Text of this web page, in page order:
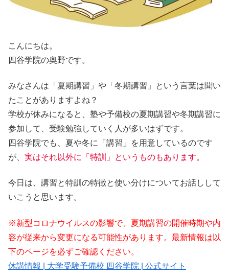
こんにちは。
四谷学院の奥野です。
みなさんは 「夏期講習」 や 「冬期講習」
という言葉は聞い
たことがありますよね？
学校が休みになると、塾や予備校の夏期講習や冬期講習に
参加して、受験勉強していく人が多いはずです。
四谷学院でも、夏や冬に「講習」を用意しているのです
が、 実はそれ以外に「特訓」というものもあります。
今日は、講習と特訓の特徴と使い分けについてお話しして
いこうと思います。
※新型コロナウイルスの影響で、夏期講習の開催時期や内
容が従来から変更になる可能性があります。最新情報は以
下のページを必ずご確認ください。
休講情報 | 大学受験予備校 四谷学院 | 公式サイト